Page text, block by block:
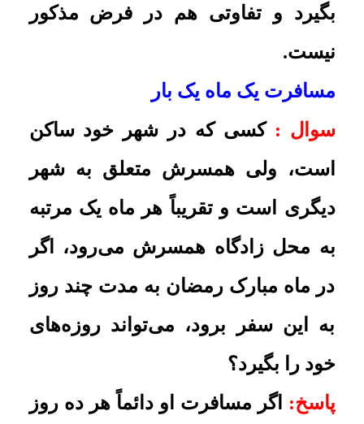
یک هفته، ده بار از شهر خارج شود و
و قابل پیش‌بینی هم نمی‌باشد. در این
صورت، وظیفۀ شاغل در خصوص قصر
و اتمام نماز و روزۀ ماه رمضان
نماز او تمام است و باید روزه
هم بگیرد .
روزۀ کسی که هفته‌ای بار به جمکران
سوال :کسی که مرتباً هفته‌ای یک
مرتبه به جمکران می‌رود (بدون نذر و
عهد)، روزۀ ماه مبارک رمضان را در
سفر جمکران می‌تواند بگیرد یا خیر؟
پاسخ:
باید بگیرد و نماز را باید تمام
بخواند.